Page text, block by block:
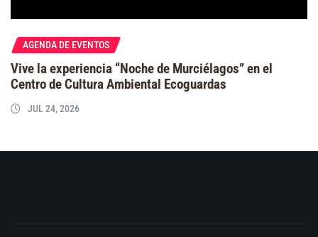
AGENDA DE EVENTOS
Vive la experiencia “Noche de Murciélagos” en el
Centro de Cultura Ambiental Ecoguardas
JUL 24, 2026